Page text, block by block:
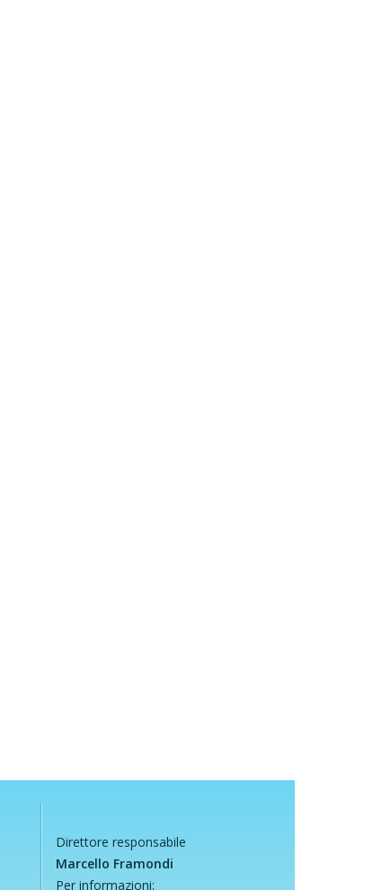
Direttore responsabile
Marcello Framondi
Per informazioni: